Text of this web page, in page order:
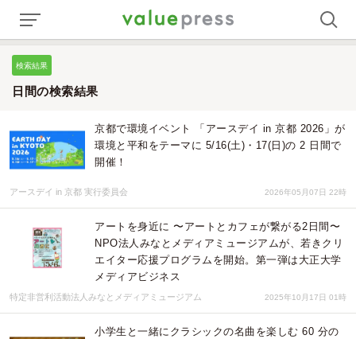
検索結果
日間の検索結果
京都で環境イベント 「アースデイ in 京都 2026」が
環境と平和をテーマに 5/16(土)・17(日)の 2 日間で
開催！
アースデイ in 京都 実行委員会 2026年05月07日 22時
アートを身近に 〜アートとカフェが繋がる2日間〜
NPO法人みなとメディアミュージアムが、若きクリ
エイター応援プログラムを開始。第一弾は大正大学
メディアビジネス
特定非営利活動法人みなとメディアミュージアム 2025年10月17日 01時
小学生と一緒にクラシックの名曲を楽しむ 60 分の